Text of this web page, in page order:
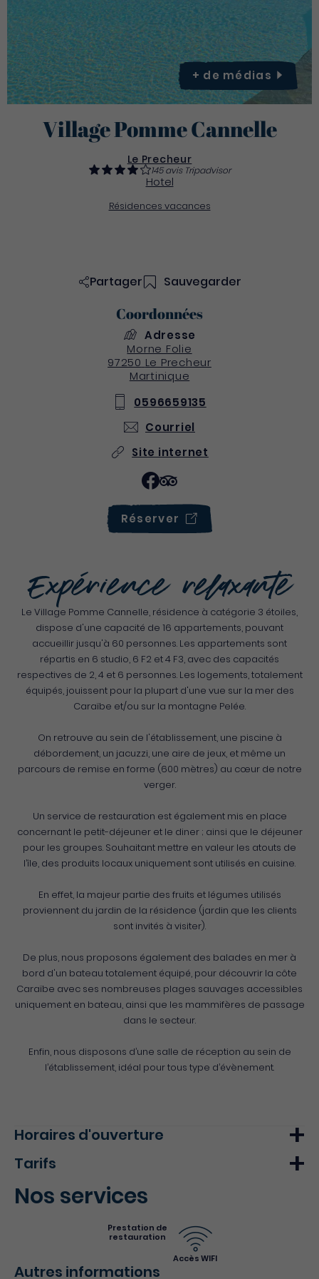
Village Pomme Cannelle
Le Precheur
145 avis Tripadvisor
Hotel
Résidences vacances
+ de médias
Expérience relaxante
Le Village Pomme Cannelle, résidence à catégorie 3 étoiles,
dispose d'une capacité de 16 appartements, pouvant
accueillir jusqu'à 60 personnes. Les appartements sont
répartis en 6 studio, 6 F2 et 4 F3, avec des capacités
respectives de 2, 4 et 6 personnes. Les logements, totalement
équipés, jouissent pour la plupart d'une vue sur la mer des
Caraïbe et/ou sur la montagne Pelée.
On retrouve au sein de l'établissement, une piscine à
débordement, un jacuzzi, une aire de jeux, et même un
parcours de remise en forme (600 mètres) au cœur de notre
verger.
Un service de restauration est également mis en place
concernant le petit-déjeuner et le diner ; ainsi que le déjeuner
pour les groupes. Souhaitant mettre en valeur les atouts de
l’île, des produits locaux uniquement sont utilisés en cuisine.
En effet, la majeur partie des fruits et légumes utilisés
proviennent du jardin de la résidence (jardin que les clients
sont invités à visiter).
De plus, nous proposons également des balades en mer à
bord d'un bateau totalement équipé, pour découvrir la côte
Caraïbe avec ses nombreuses plages sauvages accessibles
uniquement en bateau, ainsi que les mammifères de passage
dans le secteur.
Enfin, nous disposons d’une salle de réception au sein de
l’établissement, idéal pour tous type d’évènement.
Horaires d'ouverture
Lundi
14h00 - 17h00
Mardi
08h00 - 13h00
08h00 - 13h00
Tarifs
Nos services
Prestation de
restauration
Accès WIFI
Autres informations
Partager Sauvegarder
Coordonnées
Adresse
Morne Folie
97250 Le Precheur
Martinique
0596659135
Courriel
Site internet
Réserver